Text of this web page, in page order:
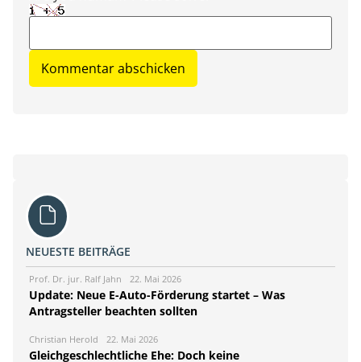
NEUESTE BEITRÄGE
Prof. Dr. jur. Ralf Jahn 22. Mai 2026
Update: Neue E-Auto-Förderung startet – Was
Antragsteller beachten sollten
Christian Herold 22. Mai 2026
Gleichgeschlechtliche Ehe: Doch keine